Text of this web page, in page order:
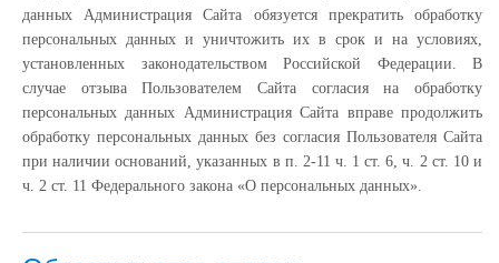
данных Администрация Сайта обязуется прекратить обработку
персональных данных и уничтожить их в срок и на условиях,
установленных законодательством Российской Федерации. В
случае отзыва Пользователем Сайта согласия на обработку
персональных данных Администрация Сайта вправе продолжить
обработку персональных данных без согласия Пользователя Сайта
при наличии оснований, указанных в п. 2-11 ч. 1 ст. 6, ч. 2 ст. 10 и
ч. 2 ст. 11 Федерального закона «О персональных данных».